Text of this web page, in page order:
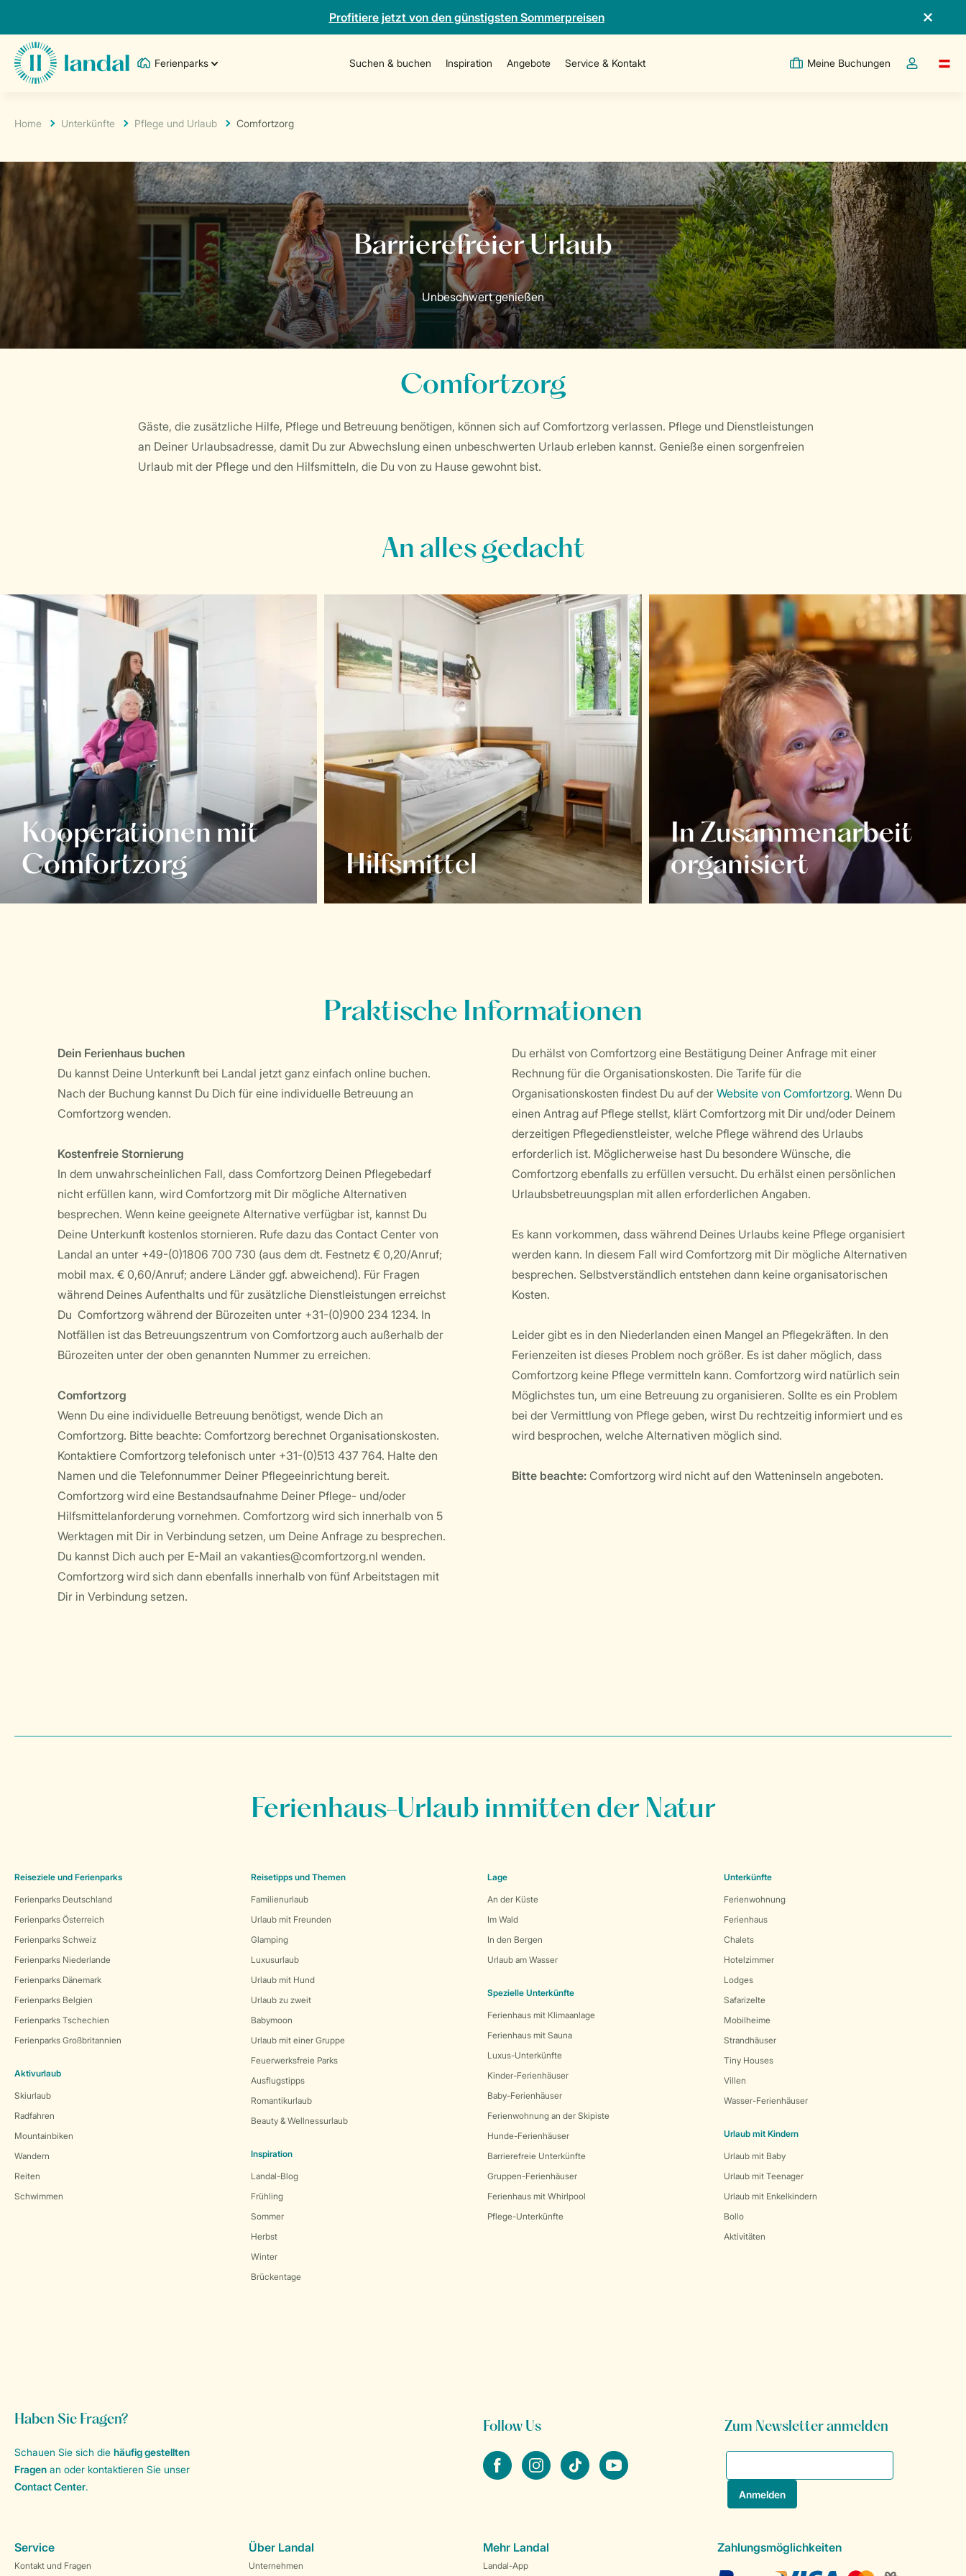
Profitiere jetzt von den günstigsten Sommerpreisen
Ferienparks Suchen & buchen Inspiration Angebote Service & Kontakt Meine Buchungen
Dropdown-
Home Unterkünfte Pflege und Urlaub Comfortzorg
Comfortzorg
Gäste, die zusätzliche Hilfe, Pflege und Betreuung benötigen, können sich auf Comfortzorg verlassen. Pflege und Dienstleistungen
an Deiner Urlaubsadresse, damit Du zur Abwechslung einen unbeschwerten Urlaub erleben kannst. Genieße einen sorgenfreien
Urlaub mit der Pflege und den Hilfsmitteln, die Du von zu Hause gewohnt bist.
An alles gedacht
Kooperationen mit
Comfortzorg
Hilfsmittel
In Zusammenarbeit
organisiert
Praktische Informationen
Dein Ferienhaus buchen
Du kannst Deine Unterkunft bei Landal jetzt ganz einfach online buchen.
Nach der Buchung kannst Du Dich für eine individuelle Betreuung an
Comfortzorg wenden.
Kostenfreie Stornierung
In dem unwahrscheinlichen Fall, dass Comfortzorg Deinen Pflegebedarf
nicht erfüllen kann, wird Comfortzorg mit Dir mögliche Alternativen
besprechen. Wenn keine geeignete Alternative verfügbar ist, kannst Du
Deine Unterkunft kostenlos stornieren. Rufe dazu das Contact Center von
Landal an unter +49-(0)1806 700 730 (aus dem dt. Festnetz € 0,20/Anruf;
mobil max. € 0,60/Anruf; andere Länder ggf. abweichend). Für Fragen
während Deines Aufenthalts und für zusätzliche Dienstleistungen erreichst
Du Comfortzorg während der Bürozeiten unter +31-(0)900 234 1234. In
Notfällen ist das Betreuungszentrum von Comfortzorg auch außerhalb der
Bürozeiten unter der oben genannten Nummer zu erreichen.
Comfortzorg
Wenn Du eine individuelle Betreuung benötigst, wende Dich an
Comfortzorg. Bitte beachte: Comfortzorg berechnet Organisationskosten.
Kontaktiere Comfortzorg telefonisch unter +31-(0)513 437 764. Halte den
Namen und die Telefonnummer Deiner Pflegeeinrichtung bereit.
Comfortzorg wird eine Bestandsaufnahme Deiner Pflege- und/oder
Hilfsmittelanforderung vornehmen. Comfortzorg wird sich innerhalb von 5
Werktagen mit Dir in Verbindung setzen, um Deine Anfrage zu besprechen.
Du kannst Dich auch per E-Mail an vakanties@comfortzorg.nl wenden.
Comfortzorg wird sich dann ebenfalls innerhalb von fünf Arbeitstagen mit
Dir in Verbindung setzen.
Du erhälst von Comfortzorg eine Bestätigung Deiner Anfrage mit einer
Rechnung für die Organisationskosten. Die Tarife für die
Organisationskosten findest Du auf der Website von Comfortzorg. Wenn Du
einen Antrag auf Pflege stellst, klärt Comfortzorg mit Dir und/oder Deinem
derzeitigen Pflegedienstleister, welche Pflege während des Urlaubs
erforderlich ist. Möglicherweise hast Du besondere Wünsche, die
Comfortzorg ebenfalls zu erfüllen versucht. Du erhälst einen persönlichen
Urlaubsbetreuungsplan mit allen erforderlichen Angaben.
Es kann vorkommen, dass während Deines Urlaubs keine Pflege organisiert
werden kann. In diesem Fall wird Comfortzorg mit Dir mögliche Alternativen
besprechen. Selbstverständlich entstehen dann keine organisatorischen
Kosten.
Leider gibt es in den Niederlanden einen Mangel an Pflegekräften. In den
Ferienzeiten ist dieses Problem noch größer. Es ist daher möglich, dass
Comfortzorg keine Pflege vermitteln kann. Comfortzorg wird natürlich sein
Möglichstes tun, um eine Betreuung zu organisieren. Sollte es ein Problem
bei der Vermittlung von Pflege geben, wirst Du rechtzeitig informiert und es
wird besprochen, welche Alternativen möglich sind.
Bitte beachte: Comfortzorg wird nicht auf den Watteninseln angeboten.
Ferienhaus-Urlaub inmitten der Natur
Reiseziele und Ferienparks
Ferienparks Deutschland
Ferienparks Österreich
Ferienparks Schweiz
Ferienparks Niederlande
Ferienparks Dänemark
Ferienparks Belgien
Ferienparks Tschechien
Ferienparks Großbritannien
Aktivurlaub
Skiurlaub
Radfahren
Mountainbiken
Wandern
Reiten
Schwimmen
Reisetipps und Themen
Familienurlaub
Urlaub mit Freunden
Glamping
Luxusurlaub
Urlaub mit Hund
Urlaub zu zweit
Babymoon
Urlaub mit einer Gruppe
Feuerwerksfreie Parks
Ausflugstipps
Romantikurlaub
Beauty & Wellnessurlaub
Inspiration
Landal-Blog
Frühling
Sommer
Herbst
Winter
Brückentage
Lage
An der Küste
Im Wald
In den Bergen
Urlaub am Wasser
Spezielle Unterkünfte
Ferienhaus mit Klimaanlage
Ferienhaus mit Sauna
Luxus-Unterkünfte
Kinder-Ferienhäuser
Baby-Ferienhäuser
Ferienwohnung an der Skipiste
Hunde-Ferienhäuser
Barrierefreie Unterkünfte
Gruppen-Ferienhäuser
Ferienhaus mit Whirlpool
Pflege-Unterkünfte
Unterkünfte
Ferienwohnung
Ferienhaus
Chalets
Hotelzimmer
Lodges
Safarizelte
Mobilheime
Strandhäuser
Tiny Houses
Villen
Wasser-Ferienhäuser
Urlaub mit Kindern
Urlaub mit Baby
Urlaub mit Teenager
Urlaub mit Enkelkindern
Bollo
Aktivitäten
Haben Sie Fragen?
Schauen Sie sich die häufig gestellten
Fragen an oder kontaktieren Sie unser
Contact Center.
Follow Us
facebookinstagramtiktok youtube
Zum Newsletter anmelden
Service
Kontakt und Fragen
Über Landal
Unternehmen
Mehr Landal
Landal-App
Zahlungsmöglichkeiten